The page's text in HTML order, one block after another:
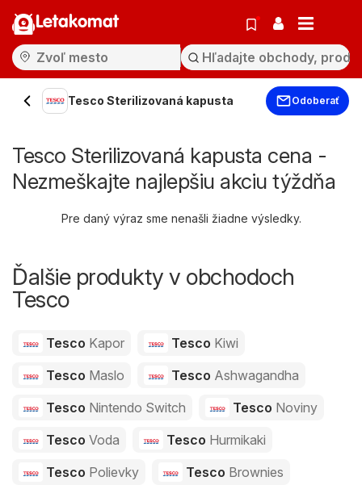
Letakomat
Tesco Sterilizovaná kapusta Odoberať
Tesco Sterilizovaná kapusta cena -
Nezmeškajte najlepšiu akciu týždňa
Pre daný výraz sme nenašli žiadne výsledky.
Ďalšie produkty v obchodoch
Tesco
Tesco Kapor Tesco Kiwi
Tesco Maslo Tesco Ashwagandha
Tesco Nintendo Switch Tesco Noviny
Tesco Voda Tesco Hurmikaki
Tesco Polievky Tesco Brownies